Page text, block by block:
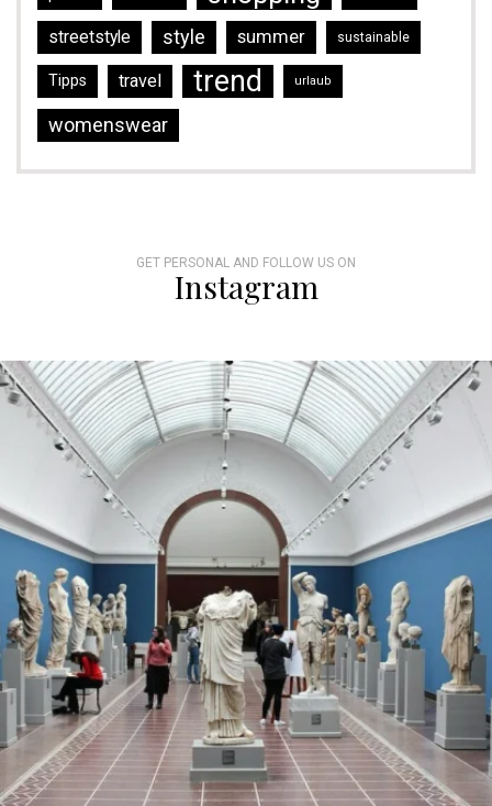
streetstyle style summer sustainable
Tipps travel trend urlaub
womenswear
GET PERSONAL AND FOLLOW US ON
Instagram